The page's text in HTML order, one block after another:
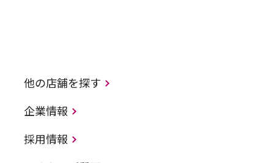
他の店舗を探す
企業情報
採用情報